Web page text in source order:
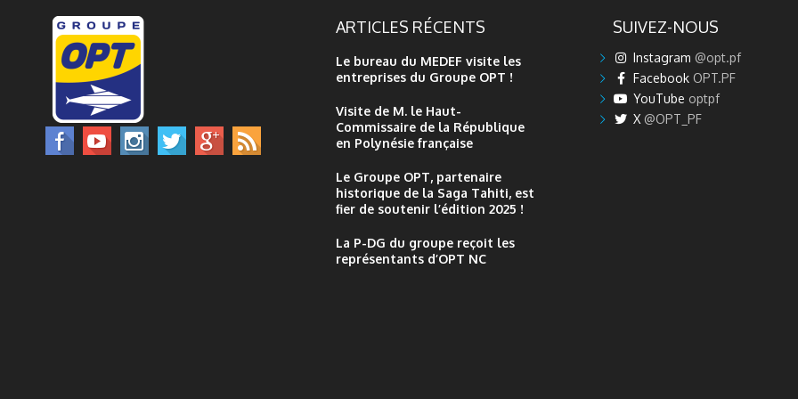
des ministres Vannina CROLAS, Jordy
CHAN et des Tavana de Taiarapu-Est et
de Tautira . Cette avancée majeure
permet enfin aux...
exceptionnel et son patrimoine culturel
l'île offre des paysages...
clientèle que le port du
obligatoire dans tous les
Poste et boutiques Vini, tout
respectant la distanciation
les gestes...
ARTICLES RÉCENTS
Le bureau du MEDEF visite les
entreprises du Groupe OPT !
Visite de M. le Haut-
Commissaire de la République
en Polynésie française
Le Groupe OPT, partenaire
historique de la Saga Tahiti, est
fier de soutenir l’édition 2025 !
La P-DG du groupe reçoit les
représentants d’OPT NC
SUIVEZ-NOUS
Instagram@opt.pf
FacebookOPT.PF
YouTube optpf
X@OPT_PF